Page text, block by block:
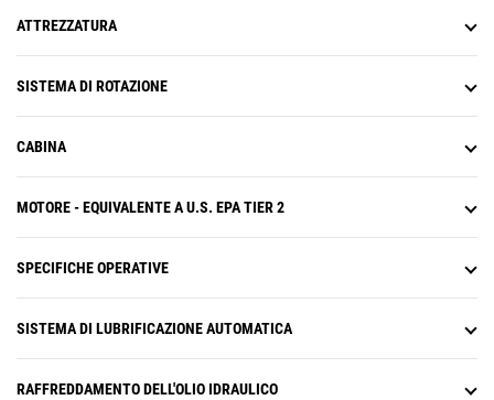
ATTREZZATURA
SISTEMA DI ROTAZIONE
CABINA
MOTORE - EQUIVALENTE A U.S. EPA TIER 2
SPECIFICHE OPERATIVE
SISTEMA DI LUBRIFICAZIONE AUTOMATICA
RAFFREDDAMENTO DELL'OLIO IDRAULICO